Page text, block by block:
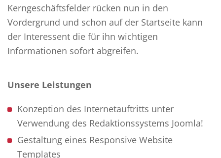
Kerngeschäftsfelder rücken nun in den
Vordergrund und schon auf der Startseite kann
der Interessent die für ihn wichtigen
Informationen sofort abgreifen.
Unsere Leistungen
Konzeption des Internetauftritts unter
Verwendung des Redaktionssystems Joomla!
Gestaltung eines Responsive Website
Templates